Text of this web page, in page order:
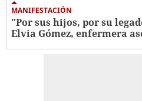
MANIFESTACIÓN
"Por sus hijos, por su
Elvia Gómez, enfermera